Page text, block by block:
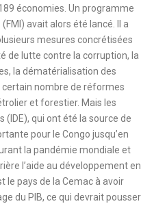
économies. Un programme
avait alors été lancé. Il a
mesures concrétisées
de lutte contre la corruption, la
la dématérialisation des
nombre de réformes
et forestier. Mais les
qui ont été la source de
pour le Congo jusqu’en
la pandémie mondiale et
l’aide au développement en
le pays de la Cemac à avoir
du PIB, ce qui devrait pousser